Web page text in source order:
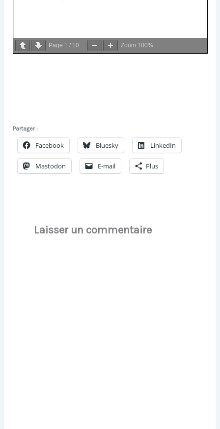
Page 1 / 10 Zoom 100%
Partager :
Facebook Bluesky LinkedIn
Mastodon E-mail Plus
Laisser un commentaire